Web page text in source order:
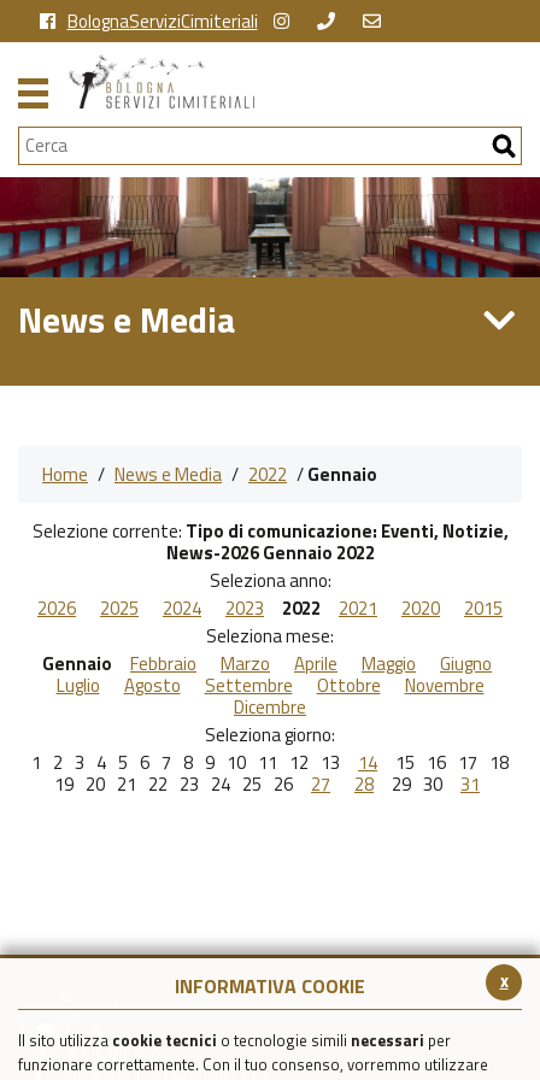
x
INFORMATIVA COOKIE
Il sito utilizza cookie tecnici o tecnologie simili necessari per
funzionare correttamente. Con il tuo consenso, vorremmo utilizzare
BolognaServiziCimiteriali
Cerca
News e Media
Home / News e Media / 2022 /Gennaio
Selezione corrente: Tipo di comunicazione: Eventi, Notizie,
News-2026 Gennaio 2022
Seleziona anno:
2026
2025 2024 2023 2022 2021 2020
2015
Seleziona mese:
Gennaio
Febbraio Marzo Aprile Maggio Giugno
Luglio Agosto Settembre Ottobre Novembre
Dicembre
Seleziona giorno:
1 2 3 4 5 6 7 8 9 10 11 12 13 14 15 16 17 18
19 20 21 22 23 24 25 26 27 28 29 30 31